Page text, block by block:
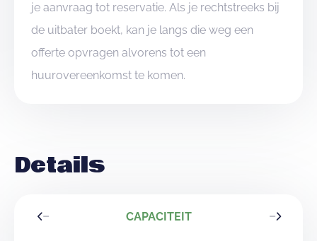
je aanvraag tot reservatie. Als je rechtstreeks bij
de uitbater boekt, kan je langs die weg een
offerte opvragen alvorens tot een
huurovereenkomst te komen.
Details
CAPACITEIT